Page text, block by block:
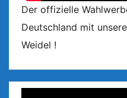
Der offizielle
Deutschland mit
Weidel !